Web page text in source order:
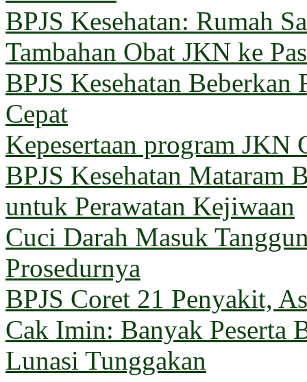
BPJS Kesehatan: Rumah
Tambahan Obat JKN ke
BPJS Kesehatan
Cepat
Kepesertaan program JKN
BPJS Kesehatan
untuk Perawatan Kejiwaan
Cuci Darah Masuk
Prosedurnya
BPJS Coret 21 Penyakit,
Cak Imin: Banyak Peserta
Lunasi Tunggakan